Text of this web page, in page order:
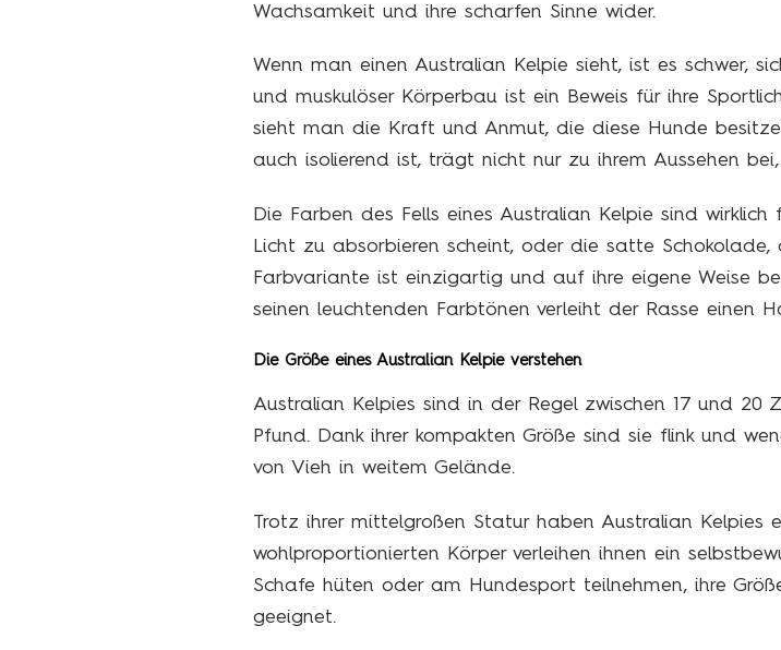
Wachsamkeit und ihre scharfen Sinne wider.
Wenn man einen Australian Kelpie sieht, ist es schwer,
und muskulöser Körperbau ist ein Beweis für ihre
sieht man die Kraft und Anmut, die diese Hunde
auch isolierend ist, trägt nicht nur zu ihrem Aussehen
Die Farben des Fells eines Australian Kelpie sind
Licht zu absorbieren scheint, oder die satte
Farbvariante ist einzigartig und auf ihre eigene Weise
seinen leuchtenden Farbtönen verleiht der Rasse einen
Die Größe eines Australian Kelpie verstehen
Australian Kelpies sind in der Regel zwischen 17 und 20
Pfund. Dank ihrer kompakten Größe sind sie flink und
von Vieh in weitem Gelände.
Trotz ihrer mittelgroßen Statur haben Australian Kelpies
wohlproportionierten Körper verleihen ihnen ein
Schafe hüten oder am Hundesport teilnehmen, ihre
geeignet.